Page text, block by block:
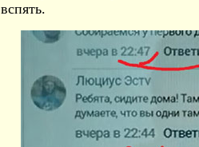
вспять.